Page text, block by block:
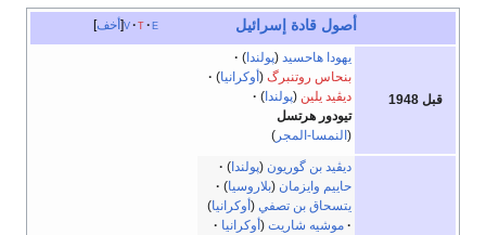
أخف v t e أصول قادة إسرائيل
قبل 1948
يهودا هاحسيد (پولندا)
بنحاس روتنبرگ ( أوكرانيا)
ديڤيد يلين (پولندا)
تيودور هرتسل
( النمسا-المجر)
ديڤيد بن گوريون (پولندا)
حاييم وايزمان (بلاروسيا)
يتسحاق بن تصفي ( أوكرانيا)
موشيه شاريت ( أوكرانيا